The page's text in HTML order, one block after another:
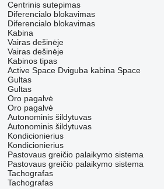
Centrinis sutepimas
Diferencialo blokavimas
Diferencialo blokavimas
Kabina
Vairas dešinėje
Vairas dešinėje
Kabinos tipas
Active Space Dviguba kabina Space
Gultas
Gultas
Oro pagalvė
Oro pagalvė
Autonominis šildytuvas
Autonominis šildytuvas
Kondicionierius
Kondicionierius
Pastovaus greičio palaikymo sistema
Pastovaus greičio palaikymo sistema
Tachografas
Tachografas